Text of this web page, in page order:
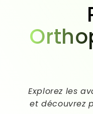
Explorez les
et découvrez